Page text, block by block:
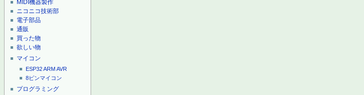
MIDI機器製作
ニコニコ技術部
電子部品
通販
買った物
欲しい物
マイコン
ESP32ARMAVR
8ピンマイコン
プログラミング